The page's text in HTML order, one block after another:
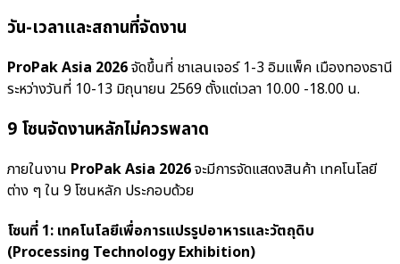
วัน-เวลาและสถานที่จัดงาน
ProPak Asia 2026จัดขึ้นที่ ชาเลนเจอร์ 1-3 อิมแพ็ค เมืองทองธานี
ระหว่างวันที่ 10-13 มิถุนายน 2569 ตั้งแต่เวลา 10.00 -18.00 น.
9 โซนจัดงานหลักไม่ควรพลาด
ภายในงาน ProPak Asia 2026จะมีการจัดแสดงสินค้า เทคโนโลยี
ต่าง ๆ ใน 9 โซนหลัก ประกอบด้วย
โซนที่ 1: เทคโนโลยีเพื่อการแปรรูปอาหารและวัตถุดิบ
(Processing Technology Exhibition)